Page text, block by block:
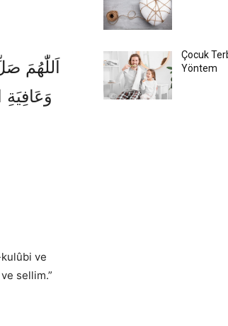
اَللّٰهُمَ
ve
sellim.”
Çocuk
Yöntem